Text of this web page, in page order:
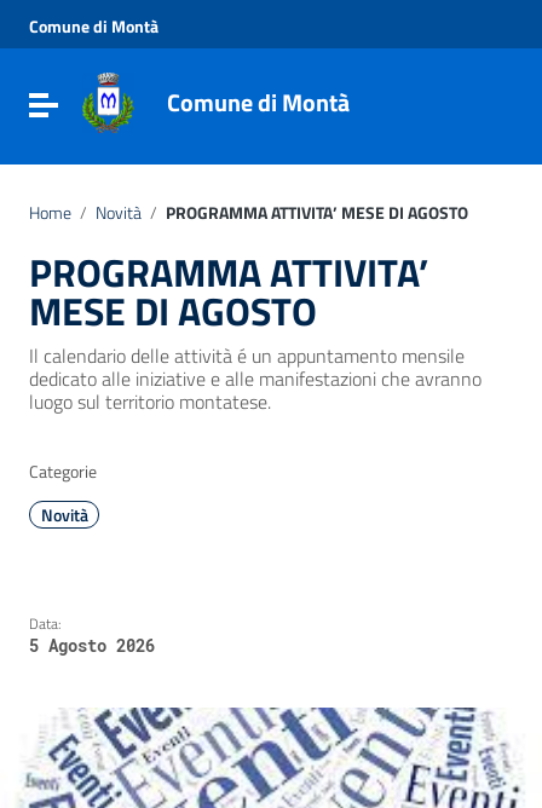
Vai al menu di navigazione
Vai al footer
Comune di Montà
Toggle navigationComune di Montà
Home / Novità / PROGRAMMA ATTIVITA’ MESE DI AGOSTO
PROGRAMMA ATTIVITA’
MESE DI AGOSTO
Il calendario delle attività é un appuntamento mensile
dedicato alle iniziative e alle manifestazioni che avranno
luogo sul territorio montatese.
Categorie
Novità
Data:
5 Agosto 2026